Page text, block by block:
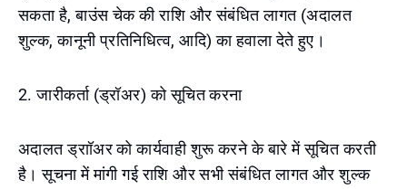
सकता है, बाउंस चेक की राशि और संबंधित लागत (अदालत
शुल्क, कानूनी प्रतिनिधित्व, आदि) का हवाला देते हुए।
2. जारीकर्ता (ड्रॉअर) को सूचित करना
अदालत ड्राॉअर को कार्यवाही शुरू करने के बारे में सूचित करती
है। सूचना में मांगी गई राशि और सभी संबंधित लागत और शुल्क